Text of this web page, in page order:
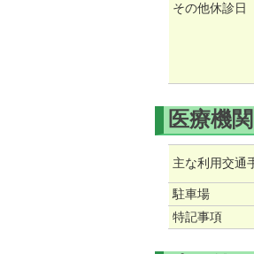
その他休診日
医療機
主な利用交通
駐車場
特記事項